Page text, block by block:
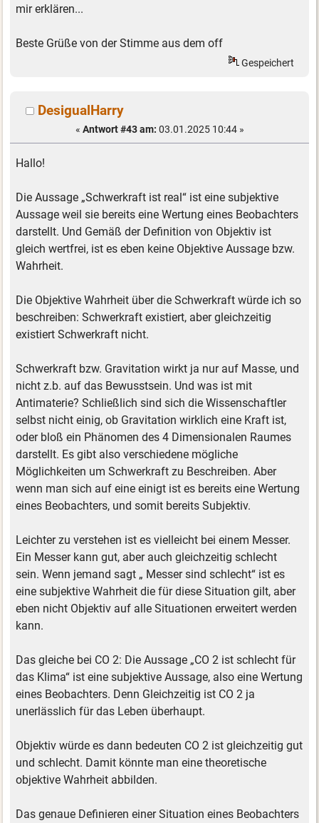
mir erklären...
Beste Grüße von der Stimme aus dem off
Gespeichert
DesigualHarry
« Antwort #43 am: 03.01.2025 10:44 »
Hallo!
Die Aussage „Schwerkraft ist real“ ist eine subjektive
Aussage weil sie bereits eine Wertung eines Beobachters
darstellt. Und Gemäß der Definition von Objektiv ist
gleich wertfrei, ist es eben keine Objektive Aussage bzw.
Wahrheit.
Die Objektive Wahrheit über die Schwerkraft würde ich so
beschreiben: Schwerkraft existiert, aber gleichzeitig
existiert Schwerkraft nicht.
Schwerkraft bzw. Gravitation wirkt ja nur auf Masse, und
nicht z.b. auf das Bewusstsein. Und was ist mit
Antimaterie? Schließlich sind sich die Wissenschaftler
selbst nicht einig, ob Gravitation wirklich eine Kraft ist,
oder bloß ein Phänomen des 4 Dimensionalen Raumes
darstellt. Es gibt also verschiedene mögliche
Möglichkeiten um Schwerkraft zu Beschreiben. Aber
wenn man sich auf eine einigt ist es bereits eine Wertung
eines Beobachters, und somit bereits Subjektiv.
Leichter zu verstehen ist es vielleicht bei einem Messer.
Ein Messer kann gut, aber auch gleichzeitig schlecht
sein. Wenn jemand sagt „ Messer sind schlecht“ ist es
eine subjektive Wahrheit die für diese Situation gilt, aber
eben nicht Objektiv auf alle Situationen erweitert werden
kann.
Das gleiche bei CO 2: Die Aussage „CO 2 ist schlecht für
das Klima“ ist eine subjektive Aussage, also eine Wertung
eines Beobachters. Denn Gleichzeitig ist CO 2 ja
unerlässlich für das Leben überhaupt.
Objektiv würde es dann bedeuten CO 2 ist gleichzeitig gut
und schlecht. Damit könnte man eine theoretische
objektive Wahrheit abbilden.
Das genaue Definieren einer Situation eines Beobachters